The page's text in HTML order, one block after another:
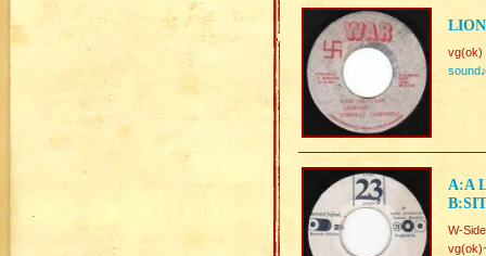
vg(ok)
sound♪
A:A
W-